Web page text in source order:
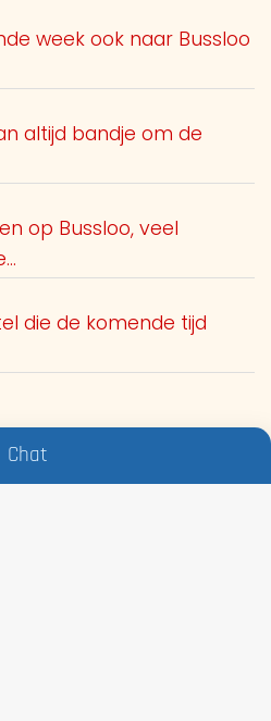
week ook naar Bussloo
altijd bandje om de
op Bussloo, veel
die de komende tijd
Chat